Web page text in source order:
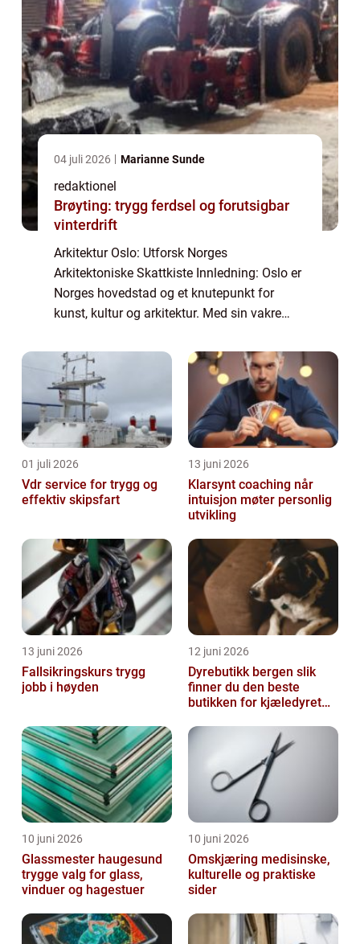
04 juli 2026 Marianne Sunde
redaktionel
Brøyting: trygg ferdsel og forutsigbar
vinterdrift
Arkitektur Oslo: Utforsk Norges
Arkitektoniske Skattkiste Innledning: Oslo er
Norges hovedstad og et knutepunkt for
kunst, kultur og arkitektur. Med sin vakre
en rik historie preget av forskjellige arkite...
01 juli 2026
Vdr service for trygg og
effektiv skipsfart
13 juni 2026
Klarsynt coaching når
intuisjon møter personlig
utvikling
13 juni 2026
Fallsikringskurs trygg
jobb i høyden
12 juni 2026
Dyrebutikk bergen slik
finner du den beste
butikken for kjæledyret
10 juni 2026
Glassmester haugesund
trygge valg for glass,
vinduer og hagestuer
10 juni 2026
Omskjæring medisinske,
kulturelle og praktiske
sider